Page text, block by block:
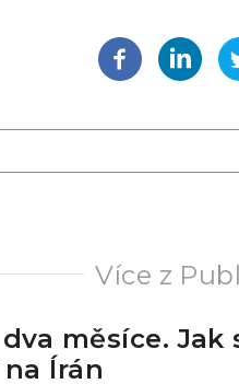
Více z
měsíce.
Írán